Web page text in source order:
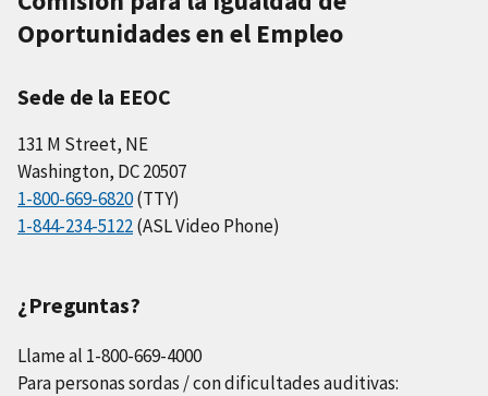
Oportunidades en el Empleo
Sede de la EEOC
131 M Street, NE
Washington, DC 20507
1-800-669-6820(TTY)
1-844-234-5122(ASL Video Phone)
¿Preguntas?
Llame al 1-800-669-4000
Para personas sordas / con dificultades auditivas: